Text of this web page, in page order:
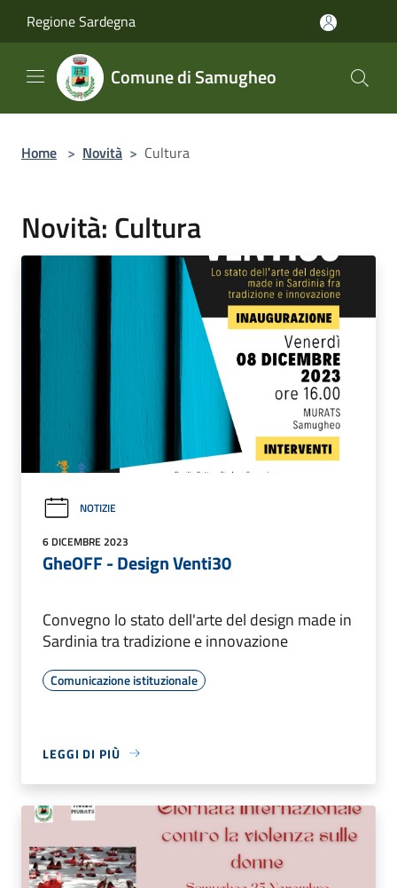
Regione Sardegna
Comune di Samugheo
Home > Novità > Cultura
Novità: Cultura
NOTIZIE
6 DICEMBRE 2023
GheOFF - Design Venti30
Convegno lo stato dell'arte del design made in
Sardinia tra tradizione e innovazione
Comunicazione istituzionale
LEGGI DI PIÙ